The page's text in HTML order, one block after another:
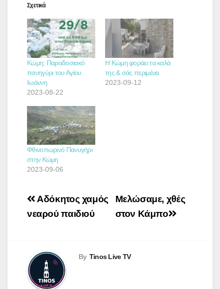
Σχετικά
Κώμη: Παραδοσιακό
πανηγύρι του Αγίου
Ιωάννη
2023-08-22
Η Κώμη φοράει τα καλά
της & σάς περιμένει
2023-09-12
Φθινοπωρινό Πανυγήρι
στην Κώμη
2023-09-06
Πλοήγηση
άρθρων
Μελώσαμε, χθές
στον Κάμπο
Αδόκητος χαμός
νεαρού παιδιού
By Tinos Live TV